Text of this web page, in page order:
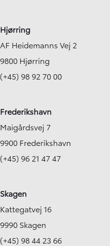
Hjørring
AF Heidemanns Vej 2
9800 Hjørring
(+45) 98 92 70 00
Frederikshavn
Maigårdsvej 7
9900 Frederikshavn
(+45) 96 21 47 47
Skagen
Kattegatvej 16
9990 Skagen
(+45) 98 44 23 66